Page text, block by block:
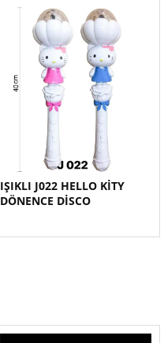
IŞIKLI J022 HELLO KİTY
DÖNENCE DİSCO